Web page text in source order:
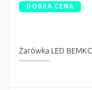
DOBRA CENA
Żarówka LED